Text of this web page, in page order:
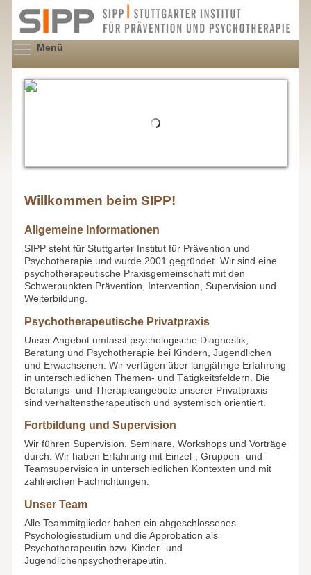
Inhalt
Menü
Willkommen beim SIPP!
Allgemeine Informationen
SIPP steht für Stuttgarter Institut für Prävention und
Psychotherapie und wurde 2001 gegründet. Wir sind eine
psychotherapeutische Praxisgemeinschaft mit den
Schwerpunkten Prävention, Intervention, Supervision und
Weiterbildung.
Psychotherapeutische Privatpraxis
Unser Angebot umfasst psychologische Diagnostik,
Beratung und Psychotherapie bei Kindern, Jugendlichen
und Erwachsenen. Wir verfügen über langjährige Erfahrung
in unterschiedlichen Themen- und Tätigkeitsfeldern. Die
Beratungs- und Therapieangebote unserer Privatpraxis
sind verhaltenstherapeutisch und systemisch orientiert.
Fortbildung und Supervision
Wir führen Supervision, Seminare, Workshops und Vorträge
durch. Wir haben Erfahrung mit Einzel-, Gruppen- und
Teamsupervision in unterschiedlichen Kontexten und mit
zahlreichen Fachrichtungen.
Unser Team
Alle Teammitglieder haben ein abgeschlossenes
Psychologiestudium und die Approbation als
Psychotherapeutin bzw. Kinder- und
Jugendlichenpsychotherapeutin.